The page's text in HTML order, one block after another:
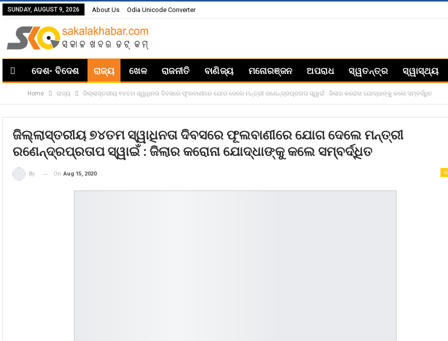
SUNDAY, AUGUST 9, 2026 About Us Odia Unicode Converter
ଦେଶ- ବିଦେଶ ରାଜ୍ୟ ଖେଳ ରାଜନୀତି ବାଣିଜ୍ୟ ମନୋରଞ୍ଜନ ଅପରାଧ ସ୍ୱତନ୍ତ୍ର ସ୍ୱାସ୍ଥ୍ୟ
Home ରାଜ୍ୟ ଜିଲ୍ଲାସ୍ତରୀୟ ୭୪ତମ ସ୍ୱାଧିନତା ଦିବସରେ ଫୂଲବାଣୀରେ ଯୋଗ ଦେଲେ ମନ୍ତ୍ରୀ ରଣେନ୍ଦ୍ରପ୍ରତାପ ସ୍ୱାଇଁ : ଜିଲାର କରୋନା ଯୋଦ୍ଧାଙ୍କୁ କଲେ ସମ୍ବର୍ଦ୍ଧିତ
ଜିଲ୍ଲାସ୍ତରୀୟ ୭୪ତମ ସ୍ୱାଧିନତା ଦିବସରେ ଫୂଲବାଣୀରେ ଯୋଗ ଦେଲେ ମନ୍ତ୍ରୀ
ରଣେନ୍ଦ୍ରପ୍ରତାପ ସ୍ୱାଇଁ : ଜିଲାର କରୋନା ଯୋଦ୍ଧାଙ୍କୁ କଲେ ସମ୍ବର୍ଦ୍ଧିତ
By On Aug 15, 2020